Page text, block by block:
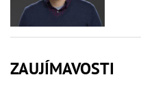
ZAUJÍMAVOSTI